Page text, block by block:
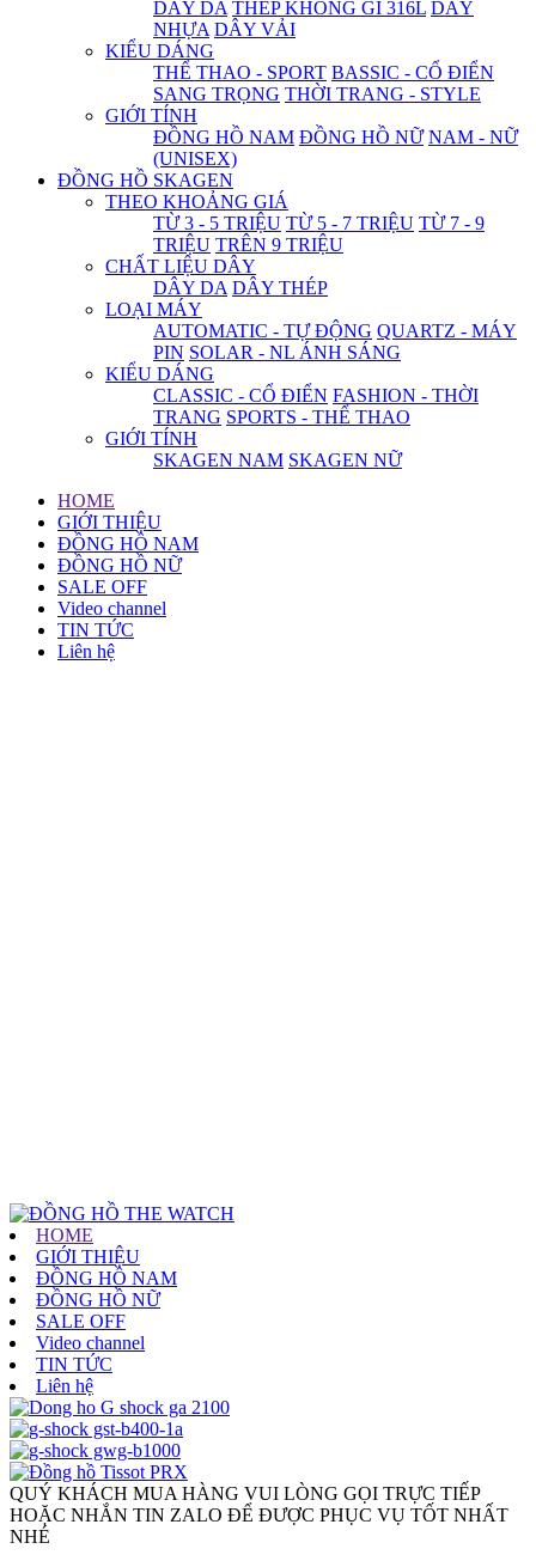
DÂY DA THÉP KHÔNG GỈ 316L DÂY
NHỰA DÂY VẢI
KIỂU DÁNG
THỂ THAO - SPORT BASSIC - CỔ ĐIỂN
SANG TRỌNG THỜI TRANG - STYLE
GIỚI TÍNH
ĐỒNG HỒ NAM ĐỒNG HỒ NỮ NAM - NỮ
(UNISEX)
ĐỒNG HỒ SKAGEN
THEO KHOẢNG GIÁ
TỪ 3 - 5 TRIỆU TỪ 5 - 7 TRIỆU TỪ 7 - 9
TRIỆU TRÊN 9 TRIỆU
CHẤT LIỆU DÂY
DÂY DA DÂY THÉP
LOẠI MÁY
AUTOMATIC - TỰ ĐỘNG QUARTZ - MÁY
PIN SOLAR - NL ÁNH SÁNG
KIỂU DÁNG
CLASSIC - CỔ ĐIỂN FASHION - THỜI
TRANG SPORTS - THỂ THAO
GIỚI TÍNH
SKAGEN NAM SKAGEN NỮ
HOME
GIỚI THIỆU
ĐỒNG HỒ NAM
ĐỒNG HỒ NỮ
SALE OFF
Video channel
TIN TỨC
Liên hệ
HOME
GIỚI THIỆU
ĐỒNG HỒ NAM
ĐỒNG HỒ NỮ
SALE OFF
Video channel
TIN TỨC
Liên hệ
QUÝ KHÁCH MUA HÀNG VUI LÒNG GỌI TRỰC TIẾP
HOẶC NHẮN TIN ZALO ĐỂ ĐƯỢC PHỤC VỤ TỐT NHẤT
NHÉ